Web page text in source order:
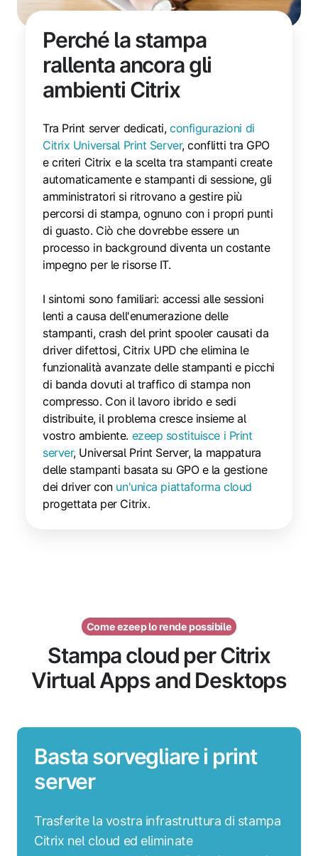
Perché la stampa
rallenta ancora gli
ambienti Citrix
Tra Print server dedicati,configurazioni di
Citrix Universal Print Server, conflitti tra GPO
e criteri Citrix e la scelta tra stampanti create
automaticamente e stampanti di sessione, gli
amministratori si ritrovano a gestire più
percorsi di stampa, ognuno con i propri punti
di guasto. Ciò che dovrebbe essere un
processo in background diventa un costante
impegno per le risorse IT.
I sintomi sono familiari: accessi alle sessioni
lenti a causa dell'enumerazione delle
stampanti, crash del print spooler causati da
driver difettosi, Citrix UPD che elimina le
funzionalità avanzate delle stampanti e picchi
di banda dovuti al traffico di stampa non
compresso. Con il lavoro ibrido e sedi
distribuite, il problema cresce insieme al
vostro ambiente. ezeep sostituisce i Print
server, Universal Print Server, la mappatura
delle stampanti basata su GPO e la gestione
dei driver con un'unica piattaforma cloud
progettata per Citrix.
Come ezeep lo rende possibile
Stampa cloud per Citrix
Virtual Apps and Desktops
Basta sorvegliare i print
server
Trasferite la vostra infrastruttura di stampa
Citrix nel cloud ed eliminate